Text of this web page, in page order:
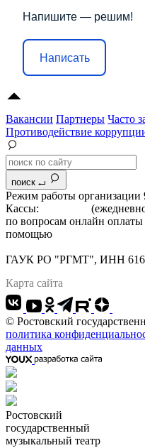
Напишите — решим!
Написать
Вакансии Партнеры Часто
Противодействие
поиск
Режим работы организации
Кассы:
по вопросам онлайн
помощью
ГАУК РО "РГМТ", ИНН
Карта сайта
© Ростовский
политика
данных
Ростовский
государственный
музыкальный театр